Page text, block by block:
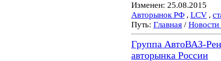
Изменен: 25.08.2015
Авторынок РФ , LCV ,
Путь: Главная /
Группа АвтоВАЗ-
авторынка России